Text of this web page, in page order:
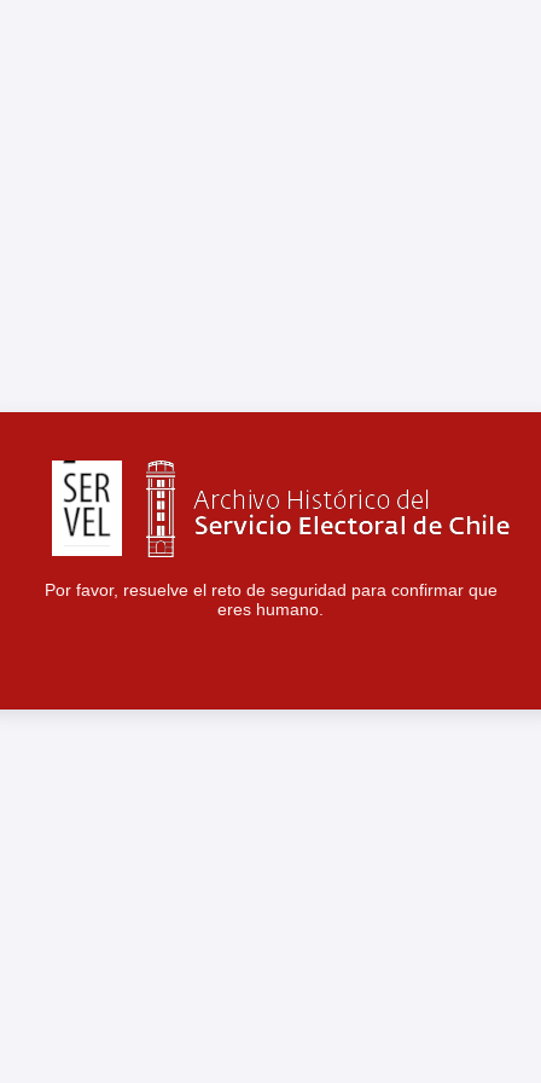
Por favor, resuelve el reto de seguridad para confirmar que
eres humano.